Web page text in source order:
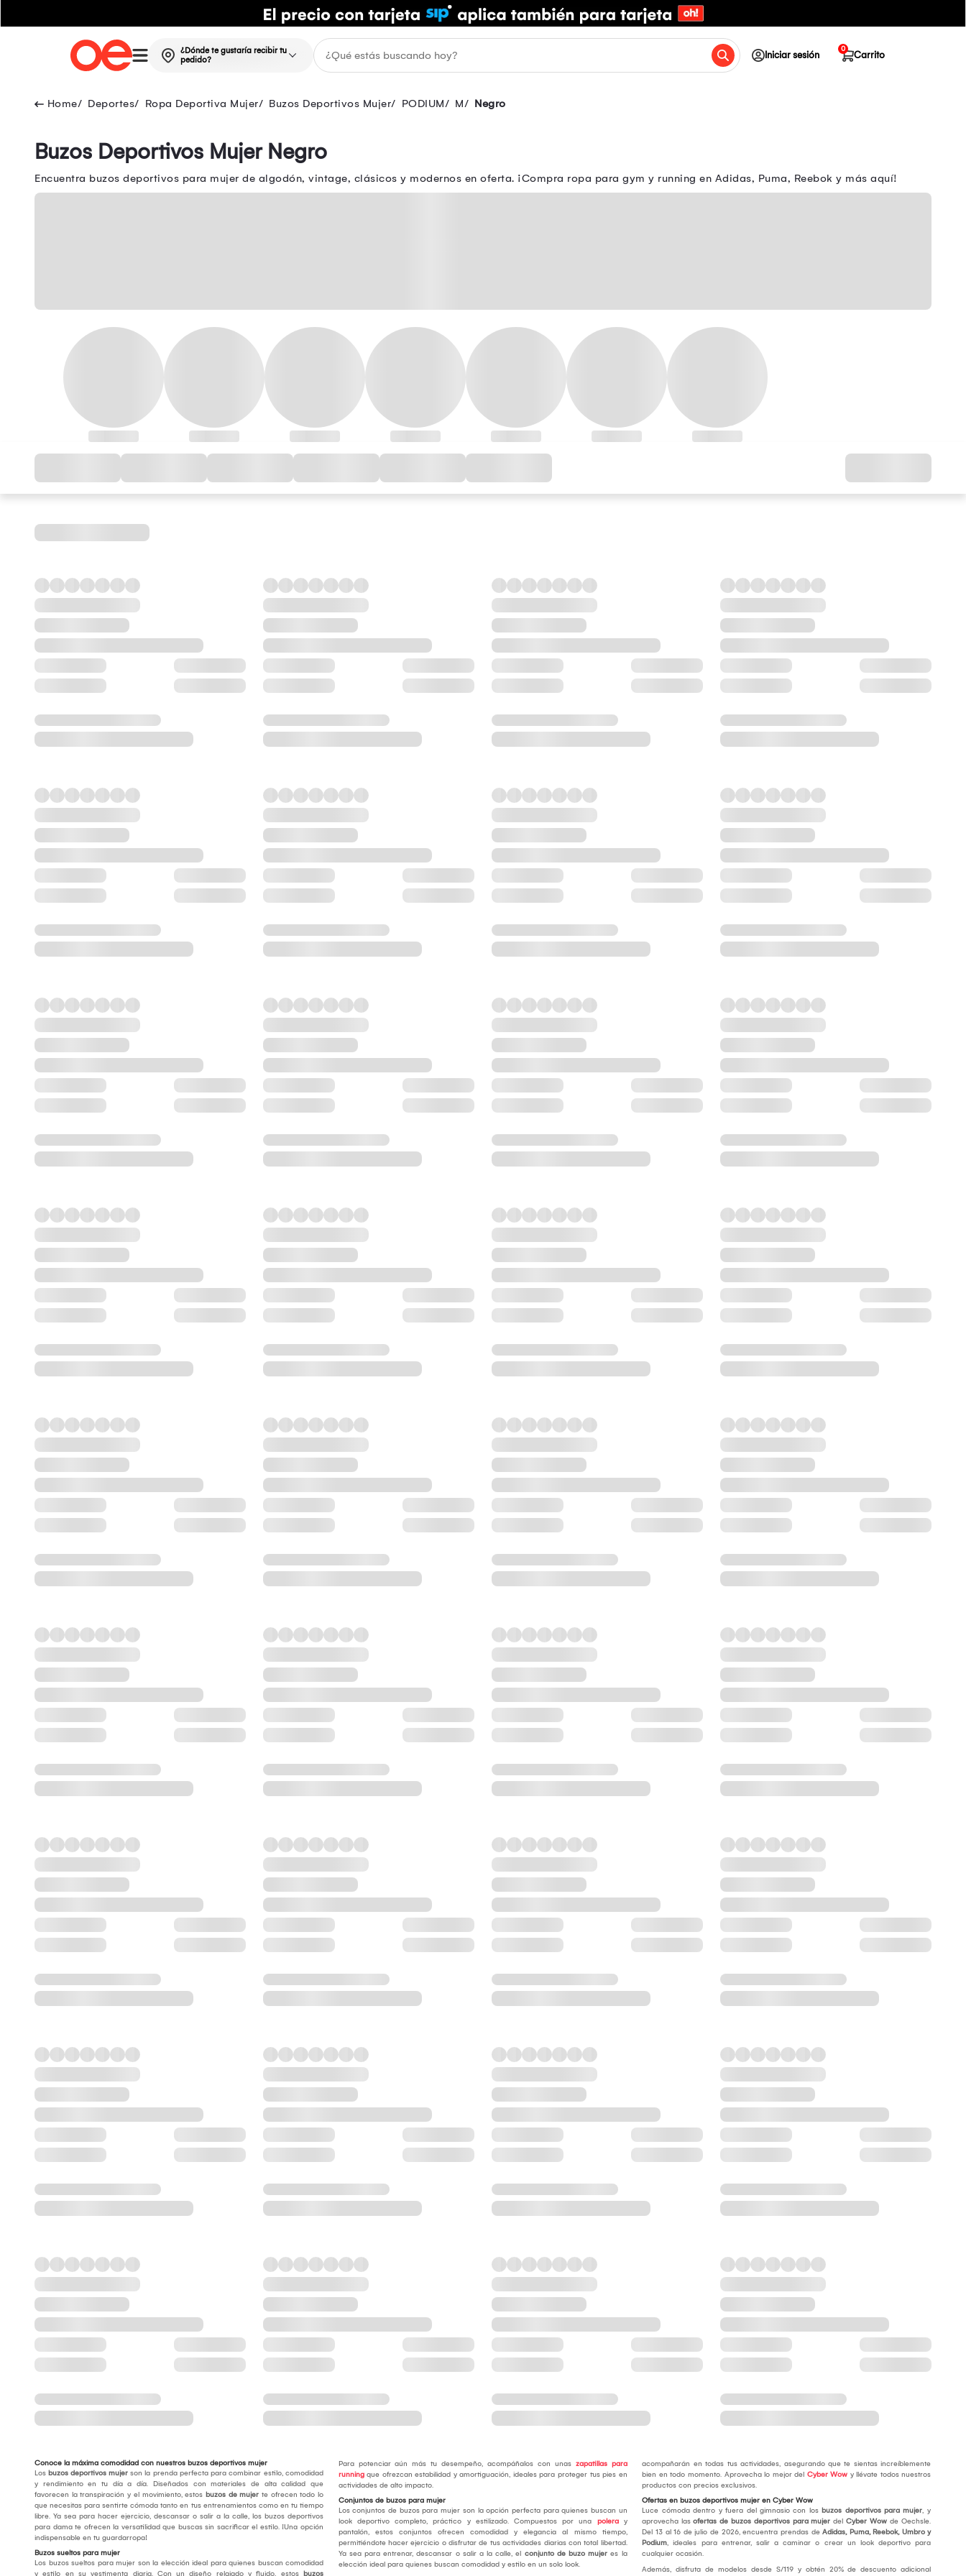
¿Dónde te gustaría recibir tu
pedido?
Iniciar sesión Carrito
0
Deportes Ropa Deportiva Mujer Buzos Deportivos Mujer PODIUM M Negro
Buzos Deportivos Mujer Negro
Encuentra buzos deportivos para mujer de algodón, vintage, clásicos y modernos en oferta. ¡Compra ropa para gym y running en Adidas, Puma, Reebok y más aquí!
Conoce la máxima comodidad con nuestros buzos deportivos mujer
Los buzos deportivos mujer son la prenda perfecta para combinar estilo, comodidad
y rendimiento en tu día a día. Diseñados con materiales de alta calidad que
favorecen la transpiración y el movimiento, estos buzos de mujer te ofrecen todo lo
que necesitas para sentirte cómoda tanto en tus entrenamientos como en tu tiempo
libre. Ya sea para hacer ejercicio, descansar o salir a la calle, los buzos deportivos
para dama te ofrecen la versatilidad que buscas sin sacrificar el estilo. ¡Una opción
indispensable en tu guardarropa!
Buzos sueltos para mujer
Los buzos sueltos para mujer son la elección ideal para quienes buscan comodidad
y estilo en su vestimenta diaria. Con un diseño relajado y fluido, estos
buzos
Para potenciar aún más tu desempeño, acompáñalos con unas zapatillas para
runningque ofrezcan estabilidad y amortiguación, ideales para proteger tus pies en
actividades de alto impacto.
Conjuntos de buzos para mujer
Los conjuntos de buzos para mujer son la opción perfecta para quienes buscan un
look deportivo completo, práctico y estilizado. Compuestos por una poleray
pantalón, estos conjuntos ofrecen comodidad y elegancia al mismo tiempo,
permitiéndote hacer ejercicio o disfrutar de tus actividades diarias con total libertad.
Ya sea para entrenar, descansar o salir a la calle, el conjunto de buzo mujeres la
elección ideal para quienes buscan comodidad y estilo en un solo look.
acompañarán en todas tus actividades, asegurando que te sientas increíblemente
bien en todo momento. Aprovecha lo mejor del Cyber Wow y llévate todos nuestros
productos con precios exclusivos.
Ofertas en buzos deportivos mujer en Cyber Wow
Luce cómoda dentro y fuera del gimnasio con los buzos deportivos para mujer, y
aprovecha lasofertas de buzos deportivos para mujer delCyber Wow de Oechsle.
Del 13 al 16 de julio de 2026, encuentra prendas deAdidas, Puma, Reebok, Umbro y
Podium, ideales para entrenar, salir a caminar o crear un look deportivo para
cualquier ocasión.
Además, disfruta de modelos desde S/119 y obtén 20% de descuento adicional